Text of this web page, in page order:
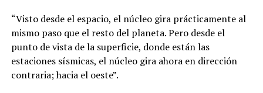
“Visto desde el espacio, el núcleo gira prácticamente al
mismo paso que el resto del planeta. Pero desde el
punto de vista de la superficie, donde están las
estaciones sísmicas, el núcleo gira ahora en dirección
contraria; hacia el oeste”.